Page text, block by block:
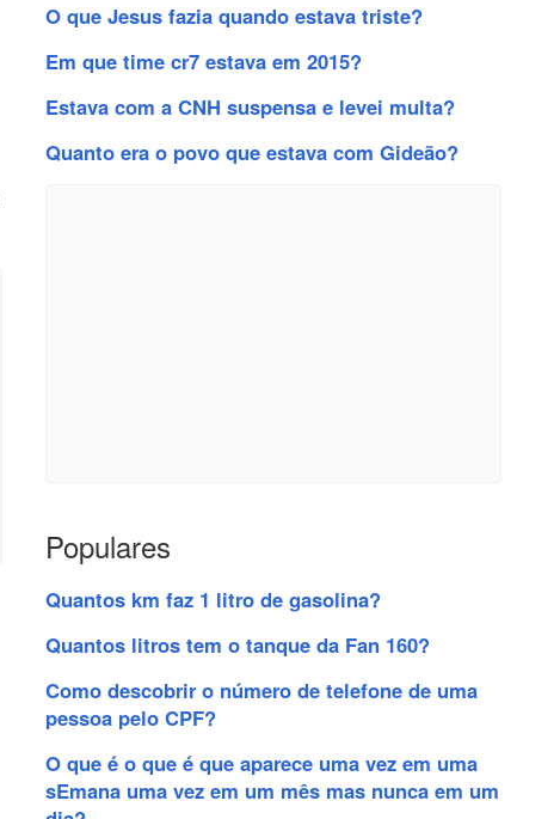
O que Jesus fazia quando estava triste?
Em que time cr7 estava em 2015?
Estava com a CNH suspensa e levei multa?
Quanto era o povo que estava com Gideão?
Populares
Quantos km faz 1 litro de gasolina?
Quantos litros tem o tanque da Fan 160?
Como descobrir o número de telefone de uma
pessoa pelo CPF?
O que é o que é que aparece uma vez em uma
sEmana uma vez em um mês mas nunca em um